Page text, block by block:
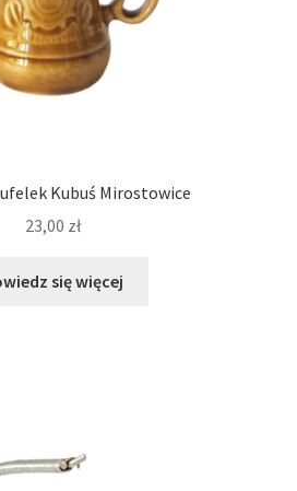
Kubuś Mirostowice
23,00 zł
się więcej